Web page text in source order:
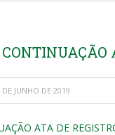
DE JUNHO DE 2019
ATA DE